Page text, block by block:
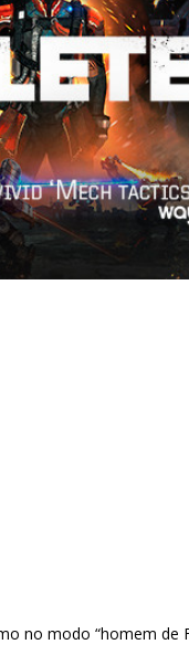
no modo “homem de